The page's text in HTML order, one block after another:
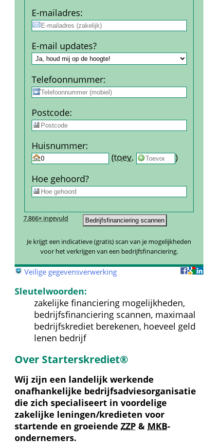
7.866× ingevuld
Je krijgt een indicatieve (gratis) scan van je mogelijkheden
voor het verkrijgen van een bedrijfsfinanciering.
E-mail­adres:
E-mail updates?
Telefoon­nummer:
Post­code:
Huis­nummer:
(toev.
)
Hoe gehoord?
Veilige gegevensverwerking
Sleutelwoorden:
zakelijke financiering mogelijkheden,
bedrijfsfinanciering scannen, maximaal
bedrijfskrediet berekenen, hoeveel geld
lenen bedrijf
Over Starterskrediet®
Wij zijn een landelijk werkende
onafhankelijke bedrijfs­advies­organisatie
die zich specialiseert in voordelige
zakelijke leningen/kredieten voor
startende en groeiende ZZP & MKB-
ondernemers.